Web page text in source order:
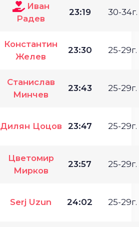
Иван
Радев
23:19 30-34г.
Константин
Желев
23:30 25-29г.
Станислав
Минчев
23:43 25-29г.
Дилян Цоцов 23:47 25-29г.
Цветомир
Мирков
23:57 25-29г.
Serj Uzun 24:02 25-29г.